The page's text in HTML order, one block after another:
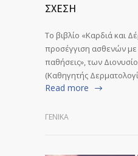
ΣΧΕΣΗ
Το βιβλίο «Καρδιά και
προσέγγιση ασθενών με
παθήσεις», των
(Καθηγητής
Read more
ΓΕΝΙΚΆ